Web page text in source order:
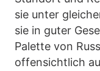
sie unter
sie in guter
Palette von
offensichtlich